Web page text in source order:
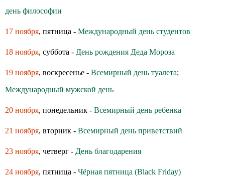
день философии
17 ноября, пятница - Международный день студентов
18 ноября, суббота - День рождения Деда Мороза
19 ноября, воскресенье - Всемирный день туалета;
Международный мужской день
20 ноября, понедельник - Всемирный день ребенка
21 ноября, вторник - Всемирный день приветствий
23 ноября, четверг - День благодарения
24 ноября, пятница - Чёрная пятница (Black Friday)